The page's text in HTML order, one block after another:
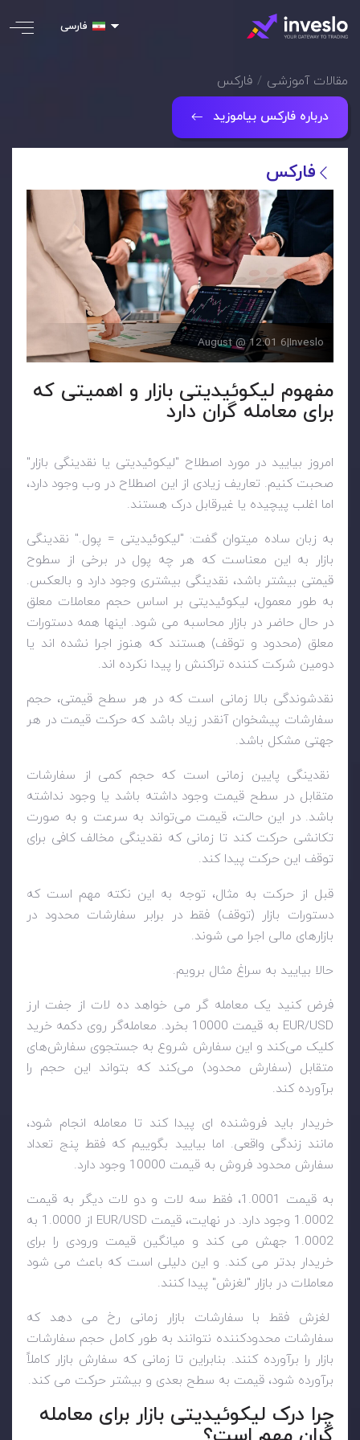
فارسی
مقالات آموزشی فارکس
درباره فارکس بیاموزید
فارکس
Inveslo
|
6 August @ 12:01
مفهوم لیکوئیدیتی بازار و اهمیتی که
برای معامله گران دارد
امروز بیایید در مورد اصطلاح "لیکوئیدیتی یا نقدینگی بازار"
صحبت کنیم. تعاریف زیادی از این اصطلاح در وب وجود دارد،
اما اغلب پیچیده یا غیرقابل درک هستند.
به زبان ساده میتوان گفت: "لیکوئیدیتی = پول." نقدینگی
بازار به این معناست که هر چه پول در برخی از سطوح
قیمتی بیشتر باشد، نقدینگی بیشتری وجود دارد و بالعکس.
به طور معمول، لیکوئیدیتی بر اساس حجم معاملات معلق
در حال حاضر در بازار محاسبه می شود. اینها همه دستورات
معلق (محدود و توقف) هستند که هنوز اجرا نشده اند یا
دومین شرکت کننده تراکنش را پیدا نکرده اند.
نقدشوندگی بالا زمانی است که در هر سطح قیمتی، حجم
سفارشات پیشخوان آنقدر زیاد باشد که حرکت قیمت در هر
جهتی مشکل باشد.
نقدینگی پایین زمانی است که حجم کمی از سفارشات
متقابل در سطح قیمت وجود داشته باشد یا وجود نداشته
باشد. در این حالت، قیمت می‌تواند به سرعت و به صورت
تکانشی حرکت کند تا زمانی که نقدینگی مخالف کافی برای
توقف این حرکت پیدا کند.
قبل از حرکت به مثال، توجه به این نکته مهم است که
دستورات بازار (توقف) فقط در برابر سفارشات محدود در
بازارهای مالی اجرا می شوند.
حالا بیایید به سراغ مثال برویم.
فرض کنید یک معامله گر می خواهد ده لات از جفت ارز
EUR/USD
به قیمت 10000 بخرد. معامله‌گر روی دکمه خرید
کلیک می‌کند و این سفارش شروع به جستجوی سفارش‌های
متقابل (سفارش محدود) می‌کند که بتواند این حجم را
برآورده کند.
خریدار باید فروشنده ای پیدا کند تا معامله انجام شود،
مانند زندگی واقعی. اما بیایید بگوییم که فقط پنج تعداد
سفارش محدود فروش به قیمت 10000 وجود دارد.
به قیمت 1.0001، فقط سه لات و دو لات دیگر به قیمت
1.0002 وجود دارد. در نهایت، قیمت
EUR/USD
از 1.0000 به
1.0002 جهش می کند و میانگین قیمت ورودی را برای
خریدار بدتر می کند. و این دلیلی است که باعث می شود
معاملات در بازار "لغزش" پیدا کنند.
لغزش فقط با سفارشات بازار زمانی رخ می دهد که
سفارشات محدودکننده نتوانند به طور کامل حجم سفارشات
بازار را برآورده کنند. بنابراین تا زمانی که سفارش بازار کاملاً
برآورده شود، قیمت به سطح بعدی و بیشتر حرکت می کند.
چرا درک لیکوئیدیتی بازار برای معامله